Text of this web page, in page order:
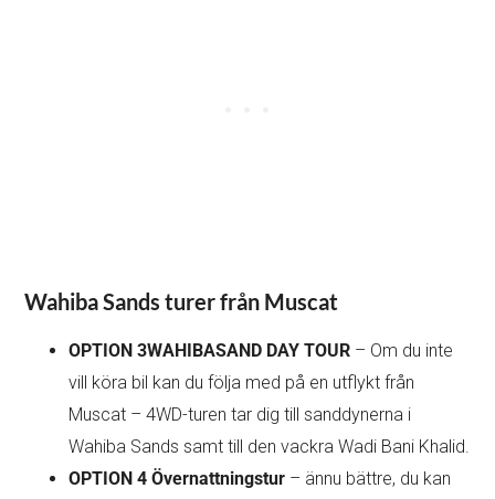
Wahiba Sands turer från Muscat
OPTION 3WAHIBASAND DAY TOUR – Om du inte
vill köra bil kan du följa med på en utflykt från
Muscat – 4WD-turen tar dig till sanddynerna i
Wahiba Sands samt till den vackra Wadi Bani Khalid.
OPTION 4 Övernattningstur – ännu bättre, du kan